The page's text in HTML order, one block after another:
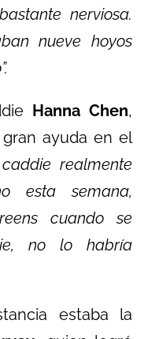
nerviosa.
nueve hoyos
Hanna Chen,
gran ayuda en el
realmente
esta semana,
cuando se
no lo habría
estaba la